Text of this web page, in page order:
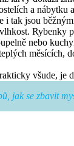
a nábytku
i tak jsou
Rybenky
nebo
měsících,
všude, je
jak se zbavit